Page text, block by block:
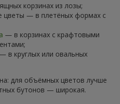
корзинах из лозы;
цветы — в плетёных формах с
— в корзинах с крафтовыми
в круглых или овальных
для объёмных цветов лучше
бутонов — широкая.